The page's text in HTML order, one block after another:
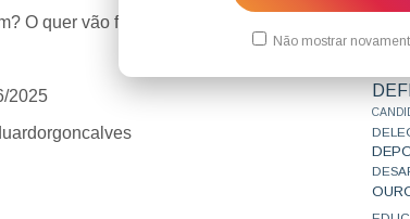
Não mostrar
O quer vão fazer na prova?
2025